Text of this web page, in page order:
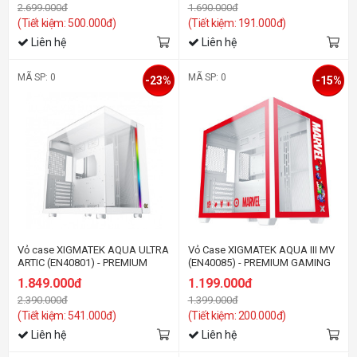
2.699.000đ
(Tiết kiệm: 500.000đ)
Liên hệ
1.690.000đ
(Tiết kiệm: 191.000đ)
Liên hệ
MÃ SP: 0
Vỏ case XIGMATEK AQUA ULTRA
ARTIC (EN40801) - PREMIUM
GAMING E-ATX, ARGB STRIP
1.849.000đ
2.390.000đ
(Tiết kiệm: 541.000đ)
-23%
Liên hệ
MÃ SP: 0
Vỏ Case XIGMATEK AQUA III MV
(EN40085) - PREMIUM GAMING
ATX CASE
1.199.000đ
1.399.000đ
(Tiết kiệm: 200.000đ)
-15%
Liên hệ